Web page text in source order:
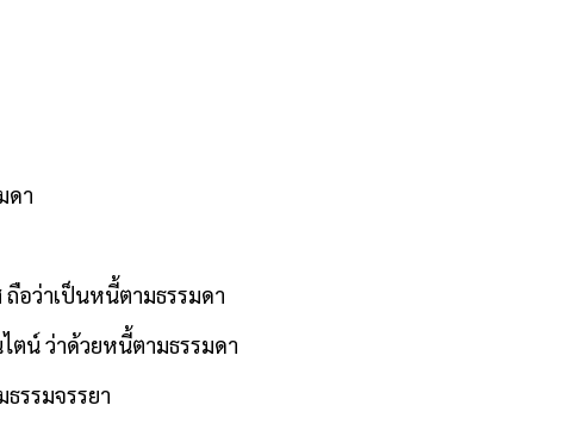
ดา
ถือว่าเป็นหนี้ตามธรรมดา
ตน์ ว่าด้วยหนี้ตามธรรมดา
รรมจรรยา